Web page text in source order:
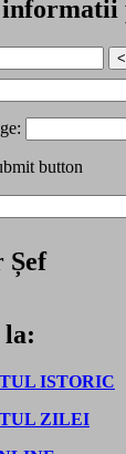
button
Șef
ISTORIC
ZILEI